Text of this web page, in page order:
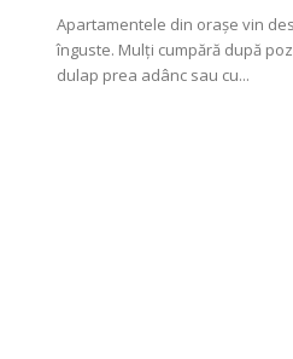
Apartamentele din orașe vin
înguste. Mulți cumpără după
dulap prea adânc sau cu...